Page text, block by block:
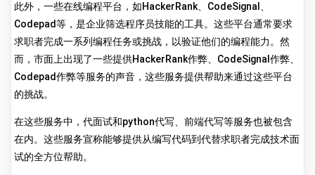
此外，一些在线编程平台，如HackerRank、CodeSignal、
Codepad等，是企业筛选程序员技能的工具。这些平台通常要求
求职者完成一系列编程任务或挑战，以验证他们的编程能力。然
而，市面上出现了一些提供HackerRank作弊、CodeSignal作弊、
Codepad作弊等服务的声音，这些服务提供帮助来通过这些平台
的挑战。
在这些服务中，代面试和python代写、前端代写等服务也被包含
在内。这些服务宣称能够提供从编写代码到代替求职者完成技术面
试的全方位帮助。